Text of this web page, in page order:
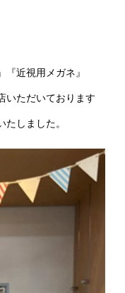
『近視用メガネ』
いただいております
しました。